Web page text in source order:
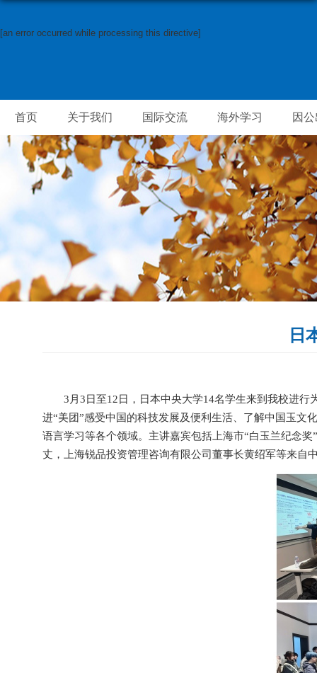
[an error occurred while processing this directive]
首页 关于我们 国际交流 海外学习 因
日
3月3日至12日，日本中央大学14名学生来到我校进
进“美团”感受中国的科技发展及便利生活、了解中国玉文
语言学习等各个领域。主讲嘉宾包括上海市“白玉兰纪念
丈，上海锐品投资管理咨询有限公司董事长黄绍军等来自